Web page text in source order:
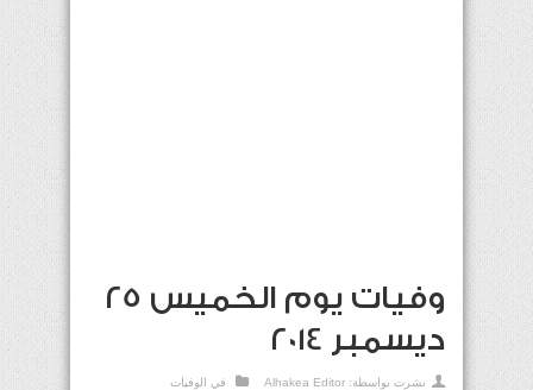
وفيات يوم الخميس 25
ديسمبر 2014
نشرت بواسطة: Alhakea Editor في الوفيات